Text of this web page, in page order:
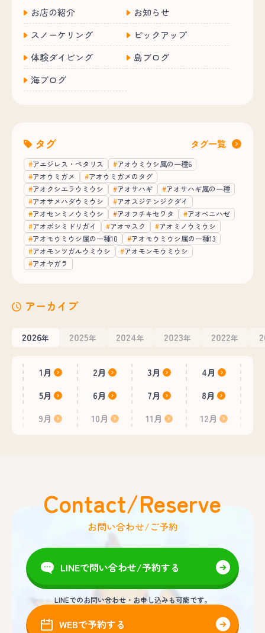
お店の紹介
お知らせ
スノーケリング
ピックアップ
体験ダイビング
島ブログ
海ブログ
タグ タグ一覧
アエジレス・ペタリス
アオウミウシ属の一種6
アオウミガメ
アオウミガメのタグ
アオクシエラウミウシ
アオサハギ
アオサハギ属の一種
アオサメハダウミウシ
アオスジテンジクダイ
アオセンミノウミウシ
アオフチキセワタ
アオベニハゼ
アオボシミドリガイ
アオマスク
アオミノウミウシ
アオモウミウシ属の一種10
アオモウミウシ属の一種13
アオモンツガルウミウシ
アオモンモウミウシ
アオヤガラ
アーカイブ
2026年 2025年 2024年 2023年 2022年
1月 2月 3月
4月
5月
6月 7月
8月
9月
10月 11月 12月
Contact/Reserve
お問い合わせ/ご予約
LINEで問い合わせ/予約する
LINEでのお問い合わせ・お申し込みも可能です。
WEBで予約する